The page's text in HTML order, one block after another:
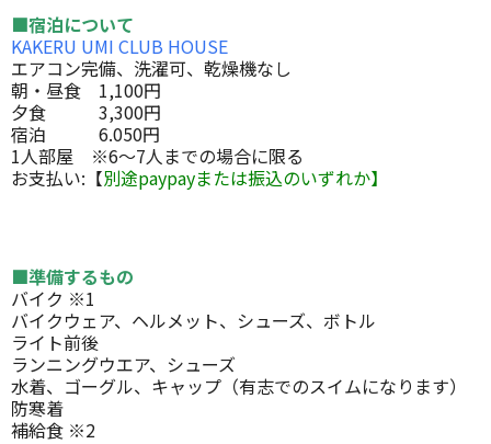
■宿泊について
KAKERU UMI CLUB HOUSE
エアコン完備、洗濯可、乾燥機なし
朝・昼食 1,100円
夕食 3,300円
宿泊 6.050円
1人部屋 ※6〜7人までの場合に限る
お支払い:【別途paypayまたは振込のいずれか】
■準備するもの
バイク ※1
バイクウェア、ヘルメット、シューズ、ボトル
ライト前後
ランニングウエア、シューズ
水着、ゴーグル、キャップ（有志でのスイムになります）
防寒着
補給食 ※2